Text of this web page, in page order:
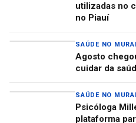
utilizadas no
no Piauí
SAÚDE NO
Agosto
cuidar da
SAÚDE NO
Psicóloga
plataforma